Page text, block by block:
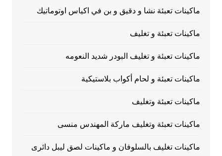
ماكينات تعبئة نشا و دقيق و بن في اكياس اوتوماتيك
ماكينات تعبئة و تغليف
ماكينات تعبئة و تغليف البودر شديد النعومه
ماكينات تعبئة و لحام أكواب بلاستيكية
ماكينات تعبئة وتغليف
ماكينات تعبئة وتغليف ماركة المهندس منسى
ماكينات تغليف بالسلوفان و ماكينات لصق ليبل دائرى